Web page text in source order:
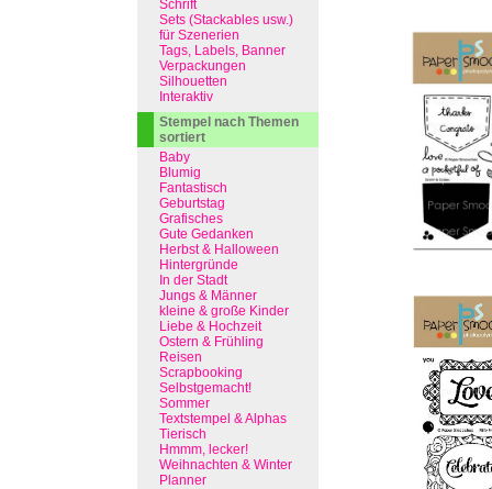
Schrift
Sets (Stackables usw.)
für Szenerien
Tags, Labels, Banner
Verpackungen
Silhouetten
Interaktiv
Stempel nach Themen
sortiert
Baby
Blumig
Fantastisch
Geburtstag
Grafisches
Gute Gedanken
Herbst & Halloween
Hintergründe
In der Stadt
Jungs & Männer
kleine & große Kinder
Liebe & Hochzeit
Ostern & Frühling
Reisen
Scrapbooking
Selbstgemacht!
Sommer
Textstempel & Alphas
Tierisch
Hmmm, lecker!
Weihnachten & Winter
Planner